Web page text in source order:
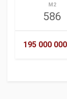
М2
586
195 000